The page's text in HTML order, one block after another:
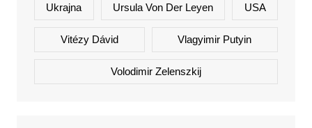
Ukrajna Ursula Von Der Leyen USA
Vitézy Dávid Vlagyimir Putyin
Volodimir Zelenszkij